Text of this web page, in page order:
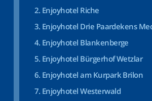
Enjoyhotel Riche
Enjoyhotel Drie Paardekens
Enjoyhotel Blankenberge
Enjoyhotel Bürgerhof Wetzlar
Enjoyhotel am Kurpark Brilon
Enjoyhotel Westerwald